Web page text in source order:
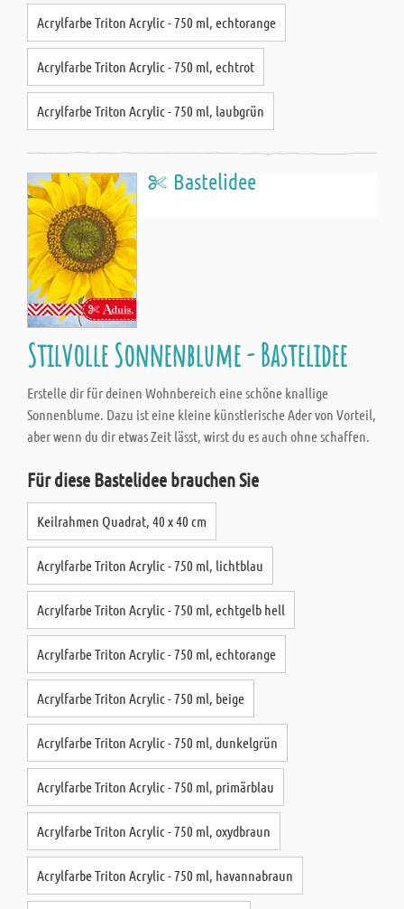
Acrylfarbe Triton Acrylic - 750 ml, echtorange
Acrylfarbe Triton Acrylic - 750 ml, echtrot
Acrylfarbe Triton Acrylic - 750 ml, laubgrün
Bastelidee
Stilvolle Sonnenblume - Bastelidee
Erstelle dir für deinen Wohnbereich eine schöne knallige
Sonnenblume. Dazu ist eine kleine künstlerische Ader von Vorteil,
aber wenn du dir etwas Zeit lässt, wirst du es auch ohne schaffen.
Für diese Bastelidee brauchen Sie
Keilrahmen Quadrat, 40 x 40 cm
Acrylfarbe Triton Acrylic - 750 ml, lichtblau
Acrylfarbe Triton Acrylic - 750 ml, echtgelb hell
Acrylfarbe Triton Acrylic - 750 ml, echtorange
Acrylfarbe Triton Acrylic - 750 ml, beige
Acrylfarbe Triton Acrylic - 750 ml, dunkelgrün
Acrylfarbe Triton Acrylic - 750 ml, primärblau
Acrylfarbe Triton Acrylic - 750 ml, oxydbraun
Acrylfarbe Triton Acrylic - 750 ml, havannabraun